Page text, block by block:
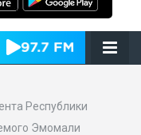
Республики
Эмомали